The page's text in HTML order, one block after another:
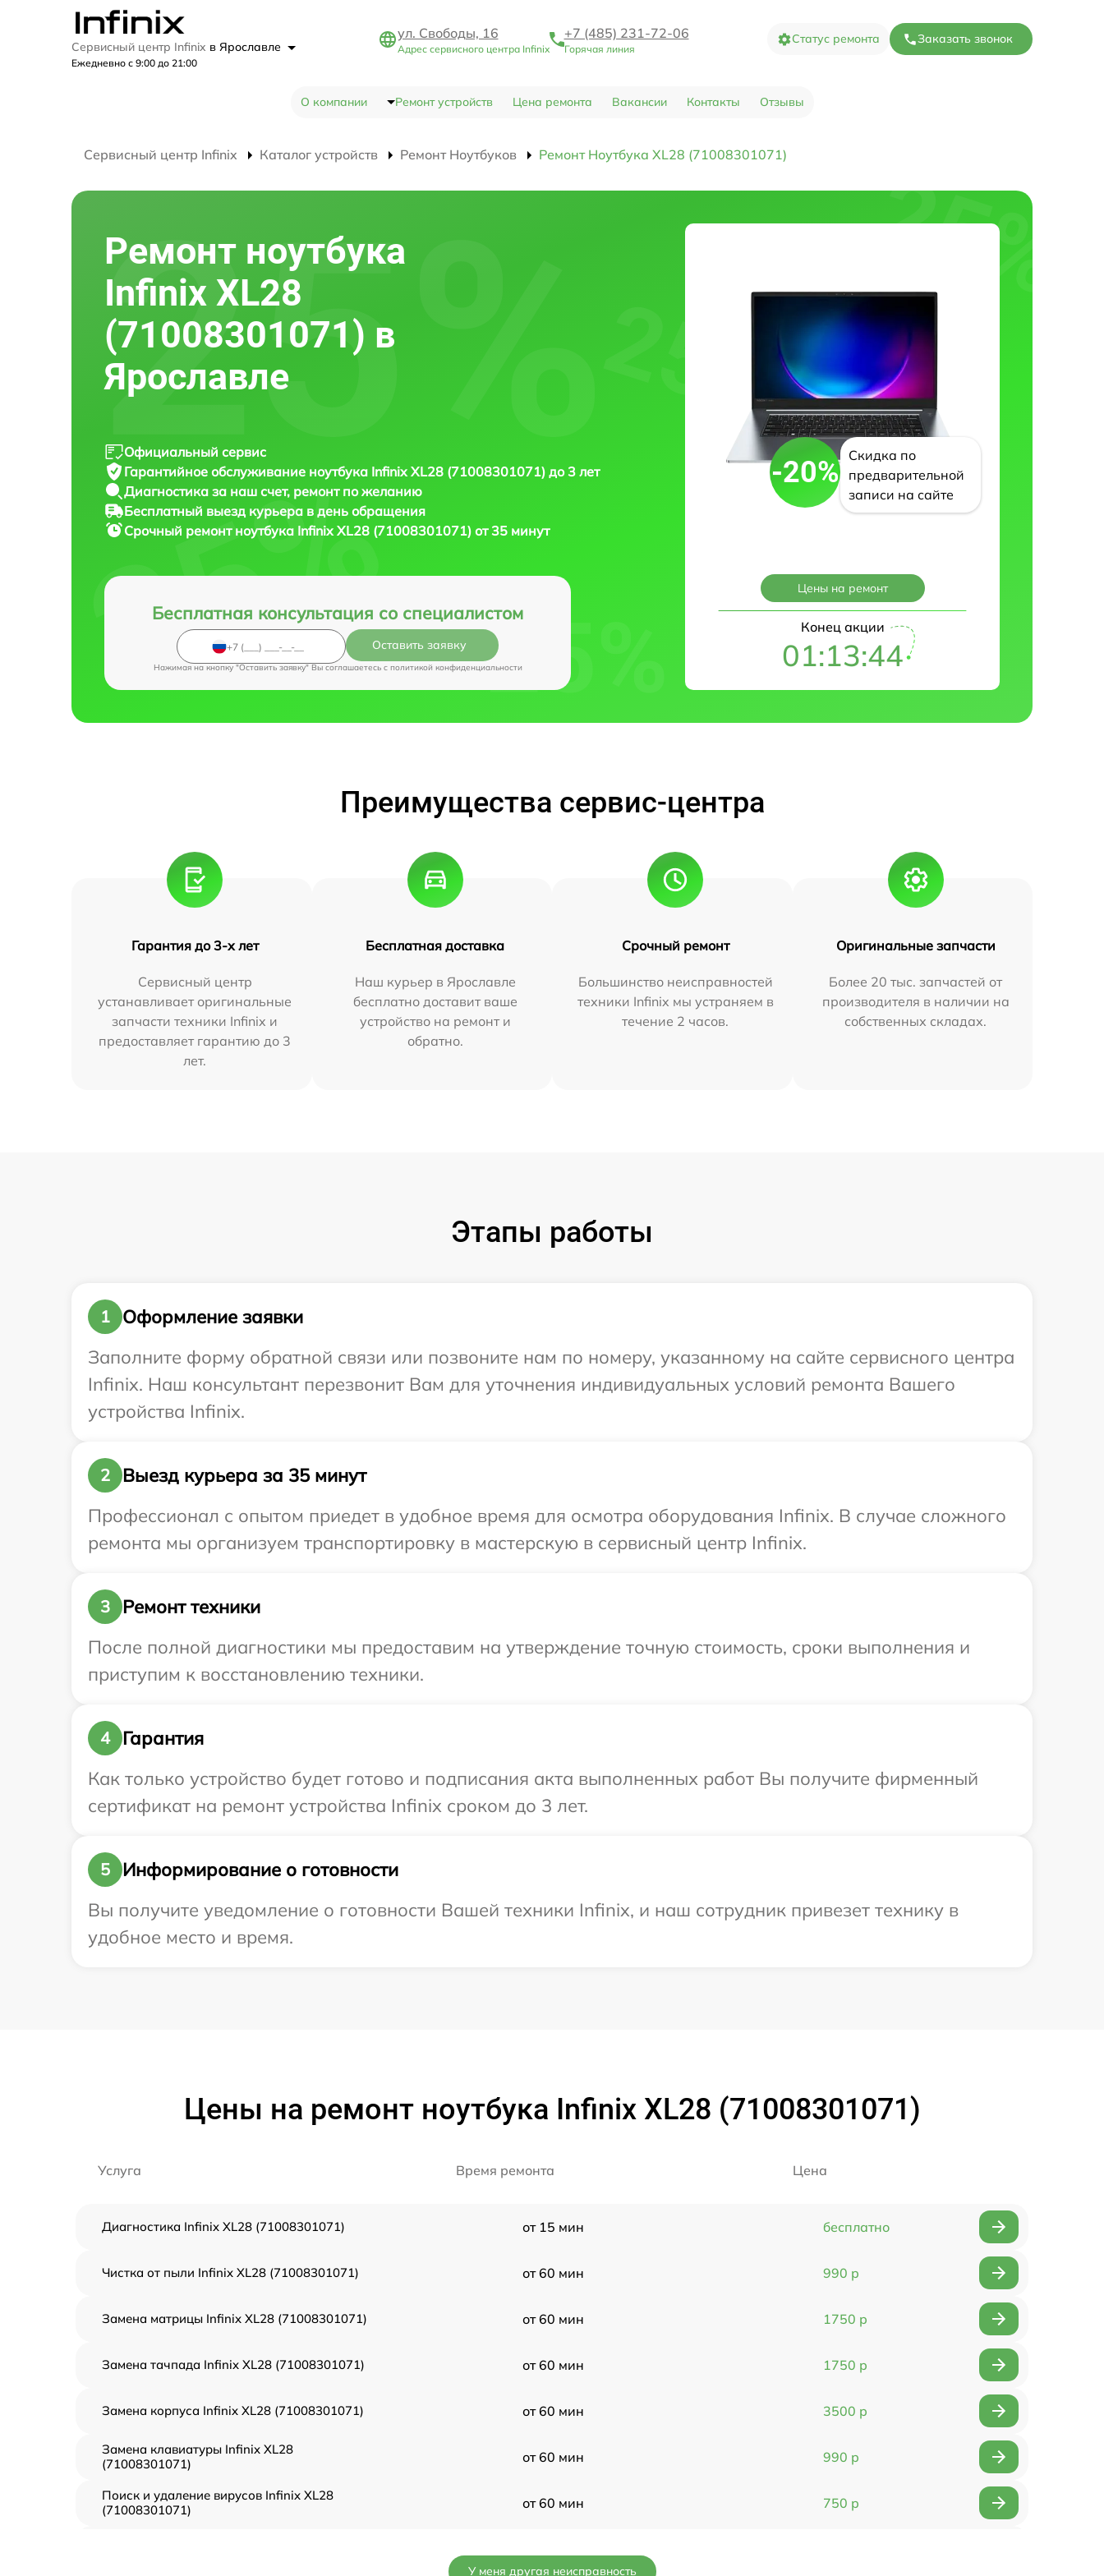
Сервисный центр Infinix в Ярославле
Ежедневно с 9:00 до 21:00
ул. Свободы, 16
Адрес сервисного центра Infinix
+7 (485) 231-72-06
Горячая линия
Статус ремонта Заказать звонок
О компании Ремонт устройств Цена ремонта Вакансии Контакты Отзывы
Сервисный центр Infinix Каталог устройств Ремонт Ноутбуков Ремонт Ноутбука XL28 (71008301071)
Ремонт ноутбука
Infinix XL28
(71008301071) в
Ярославле
Официальный сервис
Гарантийное обслуживание ноутбука Infinix XL28 (71008301071) до 3 лет
Диагностика за наш счет, ремонт по желанию
Бесплатный выезд курьера в день обращения
Срочный ремонт ноутбука Infinix XL28 (71008301071) от 35 минут
Бесплатная консультация со специалистом
Оставить заявку
Нажимая на кнопку "Оставить заявку" Вы соглашаетесь c политикой конфиденциальности
-20%
Скидка по
предварительной
записи на сайте
Цены на ремонт
Конец акции
01:13:43
Преимущества сервис-центра
Гарантия до 3-х лет
Сервисный центр
устанавливает оригинальные
запчасти техники Infinix и
предоставляет гарантию до 3
лет.
Бесплатная доставка
Наш курьер в Ярославле
бесплатно доставит ваше
устройство на ремонт и
обратно.
Срочный ремонт
Большинство неисправностей
техники Infinix мы устраняем в
течение 2 часов.
Оригинальные запчасти
Более 20 тыс. запчастей от
производителя в наличии на
собственных складах.
Этапы работы
1
Оформление заявки
Заполните форму обратной связи или позвоните нам по номеру, указанному на сайте сервисного центра
Infinix. Наш консультант перезвонит Вам для уточнения индивидуальных условий ремонта Вашего
устройства Infinix.
2
Выезд курьера за 35 минут
Профессионал с опытом приедет в удобное время для осмотра оборудования Infinix. В случае сложного
ремонта мы организуем транспортировку в мастерскую в сервисный центр Infinix.
3
Ремонт техники
После полной диагностики мы предоставим на утверждение точную стоимость, сроки выполнения и
приступим к восстановлению техники.
4
Гарантия
Как только устройство будет готово и подписания акта выполненных работ Вы получите фирменный
сертификат на ремонт устройства Infinix сроком до 3 лет.
5
Информирование о готовности
Вы получите уведомление о готовности Вашей техники Infinix, и наш сотрудник привезет технику в
удобное место и время.
Цены на ремонт ноутбука Infinix XL28 (71008301071)
Услуга Время ремонта Цена
Диагностика Infinix XL28 (71008301071) от 15 мин бесплатно
Чистка от пыли Infinix XL28 (71008301071) от 60 мин 990 р
Замена матрицы Infinix XL28 (71008301071) от 60 мин 1750 р
Замена тачпада Infinix XL28 (71008301071) от 60 мин 1750 р
Замена корпуса Infinix XL28 (71008301071) от 60 мин 3500 р
Замена клавиатуры Infinix XL28
(71008301071)
от 60 мин 990 р
Поиск и удаление вирусов Infinix XL28
(71008301071)
от 60 мин 750 р
У меня другая неисправность